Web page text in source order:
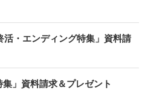
活・エンディング特集」資料請
」資料請求＆プレゼント